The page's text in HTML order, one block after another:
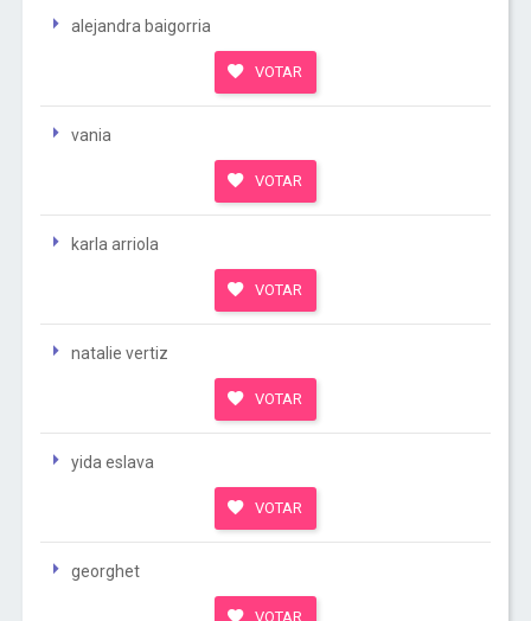
alejandra baigorria
VOTAR
vania
VOTAR
karla arriola
VOTAR
natalie vertiz
VOTAR
yida eslava
VOTAR
georghet
VOTAR